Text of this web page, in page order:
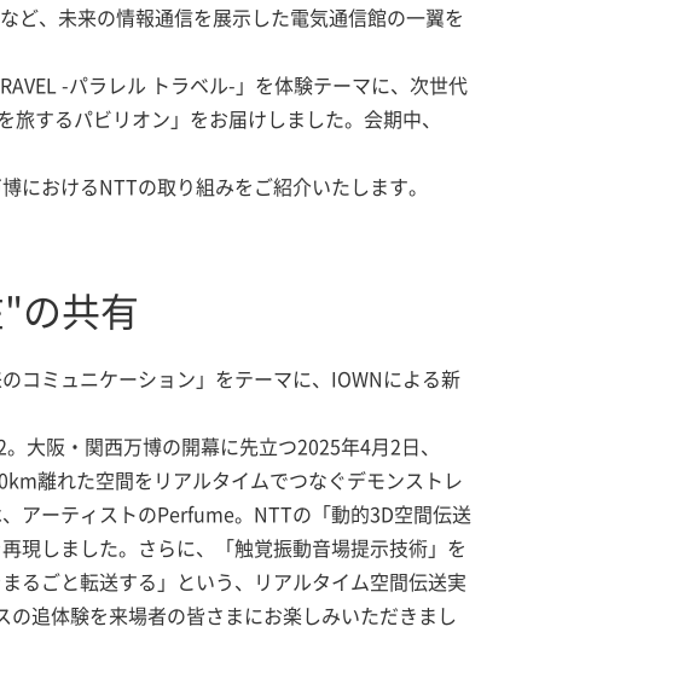
ど、未来の情報通信を展示した電気通信館の一翼を
-パラレル トラベル-」を体験テーマに、次世代
するパビリオン」をお届けしました。会期中、
おけるNTTの取り組みをご紹介いたします。
の共有
コミュニケーション」をテーマに、IOWNによる新
阪・関西万博の開幕に先立つ2025年4月2日、
離れた空間をリアルタイムでつなぐデモンストレ
アーティストのPerfume。NTTの「動的3D空間伝送
現しました。さらに、「触覚振動音場提示技術」を
るごと転送する」という、リアルタイム空間伝送実
追体験を来場者の皆さまにお楽しみいただきまし